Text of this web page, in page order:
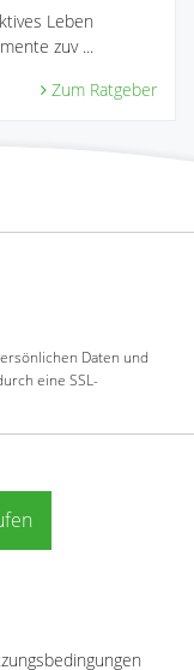
Leben
zuv ...
Zum Ratgeber
Daten und
eine SSL-